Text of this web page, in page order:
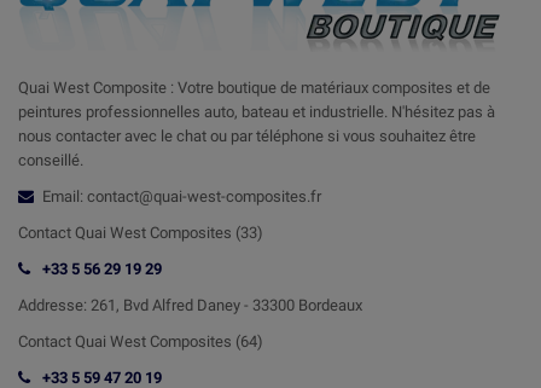
Quai West Composite : Votre boutique de matériaux composites et de
peintures professionnelles auto, bateau et industrielle. N'hésitez pas à
nous contacter avec le chat ou par téléphone si vous souhaitez être
conseillé.
Email: contact@quai-west-composites.fr
Contact Quai West Composites (33)
+33 5 56 29 19 29
Addresse: 261, Bvd Alfred Daney - 33300 Bordeaux
Contact Quai West Composites (64)
+33 5 59 47 20 19